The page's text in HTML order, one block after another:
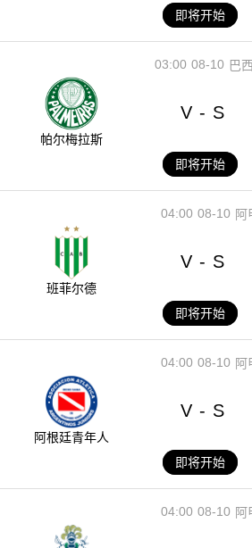
即将开始
08-10
03:00 巴
帕尔梅拉斯
V - S
即将开始
08-10
04:00 阿
班菲尔德
V - S
即将开始
08-10
04:00 阿
阿根廷青年人
V - S
即将开始
08-10
04:00 阿